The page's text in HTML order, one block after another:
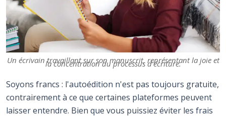
Un écrivain travaillant sur son manuscrit, représentant la joie et
la concentration du processus d'écriture.
Soyons francs : l'autoédition n'est pas toujours gratuite,
contrairement à ce que certaines plateformes peuvent
laisser entendre. Bien que vous puissiez éviter les frais